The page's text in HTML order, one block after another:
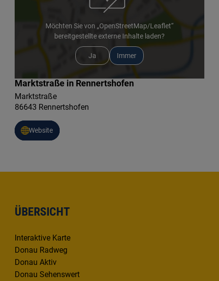
Möchten Sie von „OpenStreetMap/Leaflet“
bereitgestellte externe Inhalte laden?
Ja Immer
Marktstraße in Rennertshofen
Marktstraße
86643 Rennertshofen
Website
ÜBERSICHT
Interaktive Karte
Donau Radweg
Donau Aktiv
Donau Sehenswert